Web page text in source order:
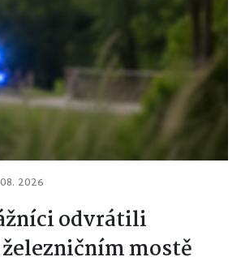
2026
odvrátili
mostě